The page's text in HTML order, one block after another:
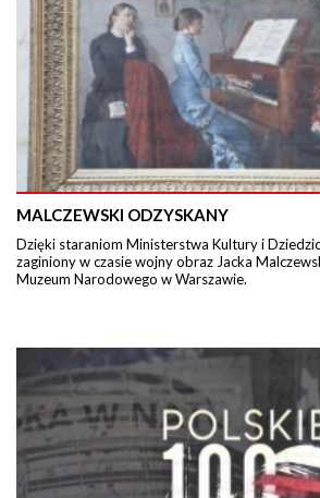
MALCZEWSKI ODZYSKANY
Dzięki staraniom Ministerstwa Kultury i
zaginiony w czasie wojny obraz Jacka
Muzeum Narodowego w Warszawie.